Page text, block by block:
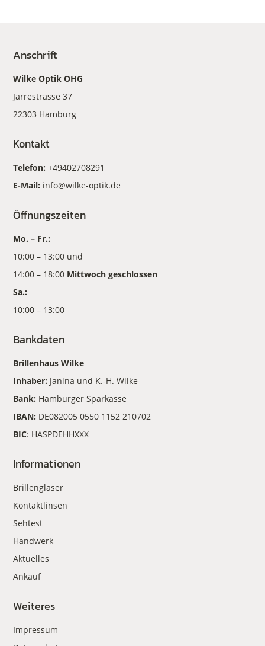
Anschrift
Wilke Optik OHG
Jarrestrasse 37
22303 Hamburg
Kontakt
Telefon:+49402708291
E-Mail: info@wilke-optik.de
Öffnungszeiten
Mo. – Fr.:
10:00 – 13:00 und
14:00 – 18:00 Mittwoch geschlossen
Sa.:
10:00 – 13:00
Bankdaten
Brillenhaus Wilke
Inhaber: Janina und K.-H. Wilke
Bank: Hamburger Sparkasse
IBAN: DE082005 0550 1152 210702
BIC: HASPDEHHXXX
Informationen
Brillengläser
Kontaktlinsen
Sehtest
Handwerk
Aktuelles
Ankauf
Weiteres
Impressum